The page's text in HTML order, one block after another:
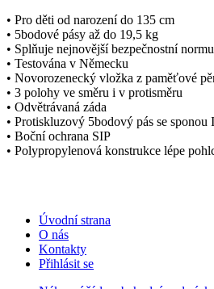
• Pro děti od narození do 135 cm
• 5bodové pásy až do 19,5 kg
• Splňuje nejnovější bezpečnostní
• Testována v Německu
• Novorozenecký vložka z paměťové
• 3 polohy ve směru i v protisměru
• Odvětrávaná záda
• Protiskluzový 5bodový pás se
• Boční ochrana SIP
• Polypropylenová konstrukce lépe
Úvodní strana
O nás
Kontakty
Přihlásit se